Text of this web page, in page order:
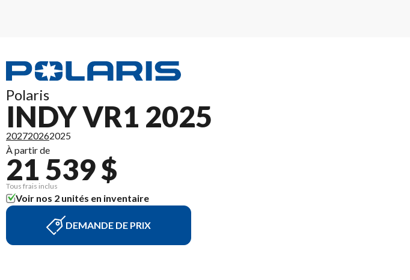
Polaris
INDY VR1 2025
202720262025
À partir de
21 539 $
Tous frais inclus
Voir nos 2 unités en inventaire
DEMANDE DE PRIX